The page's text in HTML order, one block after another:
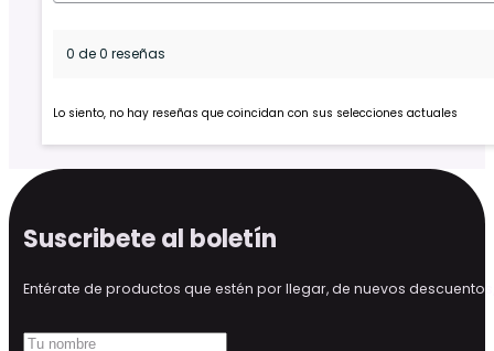
0 de 0 reseñas
Lo siento, no hay reseñas que coincidan con sus selecciones actuales
Suscribete al boletín
Entérate de productos que estén por llegar, de nuevos